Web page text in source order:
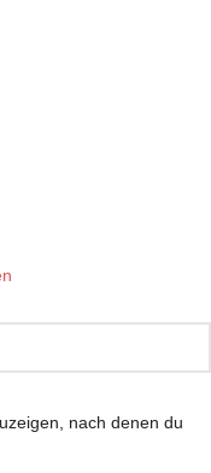
nach denen du